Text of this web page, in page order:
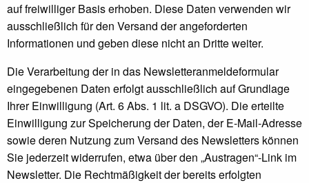
auf freiwilliger Basis erhoben. Diese Daten verwenden wir
ausschließlich für den Versand der angeforderten
Informationen und geben diese nicht an Dritte weiter.
Die Verarbeitung der in das Newsletteranmeldeformular
eingegebenen Daten erfolgt ausschließlich auf Grundlage
Ihrer Einwilligung (Art. 6 Abs. 1 lit. a DSGVO). Die erteilte
Einwilligung zur Speicherung der Daten, der E-Mail-Adresse
sowie deren Nutzung zum Versand des Newsletters können
Sie jederzeit widerrufen, etwa über den „Austragen“-Link im
Newsletter. Die Rechtmäßigkeit der bereits erfolgten